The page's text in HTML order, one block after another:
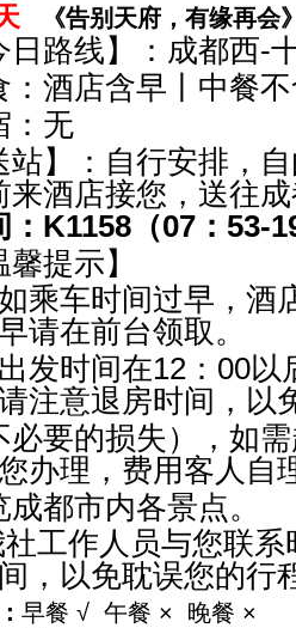
《告别天府，有缘再会
日路线】：成都西-
：酒店含早丨中餐
：无
站】：自行安排，
来酒店接您，送往
K1158（07：53-
馨提示】
乘车时间过早，酒
请在前台领取。
发时间在12：00
请注意退房时间，以
必要的损失），如
办理，费用客人自
成都市内各景点。
社工作人员与您联
，以免耽误您的行
早餐 √ 午餐 × 晚餐 ×